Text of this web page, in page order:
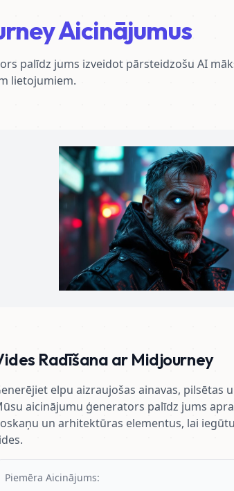
Aicinājumus
palīdz jums izveidot pārsteidzošu AI
lietojumiem.
Radīšana ar Midjourney
elpu aizraujošas ainavas, pilsētas
aicinājumu ģenerators palīdz jums
un arhitektūras elementus, lai
Piemēra Aicinājums: